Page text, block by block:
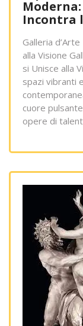
Incontra
Galleria
alla Visione
si Unisce alla
spazi vibranti
cuore
opere di